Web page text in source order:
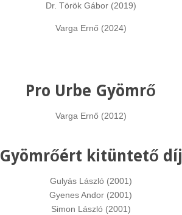
Dr. Török Gábor (2019)
Varga Ernő (2024)
Pro Urbe Gyömrő
Varga Ernő (2012)
Gyömrőért kitüntető díj
Gulyás László (2001)
Gyenes Andor (2001)
Simon László (2001)